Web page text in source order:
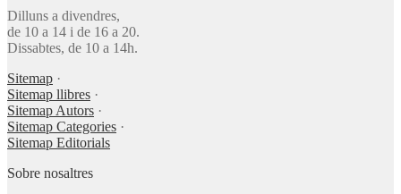
Dilluns a divendres,
de 10 a 14 i de 16 a 20.
Dissabtes, de 10 a 14h.
Sitemap ·
Sitemap llibres ·
Sitemap Autors ·
Sitemap Categories ·
Sitemap Editorials
Sobre nosaltres